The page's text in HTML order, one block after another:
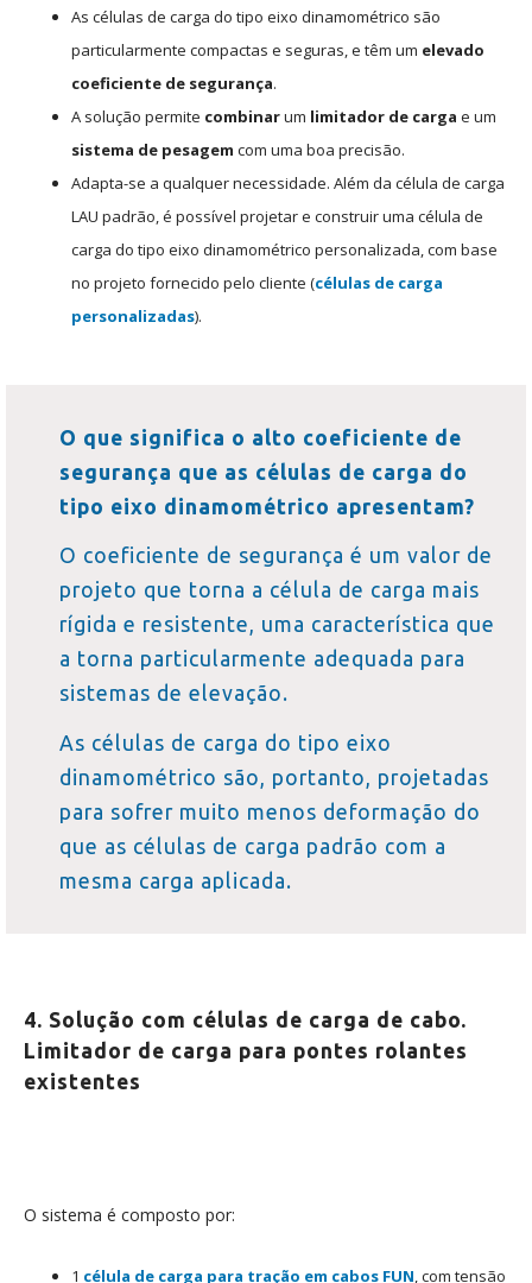
As células de carga do tipo eixo dinamométrico são
particularmente compactas e seguras, e têm um elevado
coeficiente de segurança.
A solução permite combinarum limitador de carga e um
sistema de pesagem com uma boa precisão.
Adapta-se a qualquer necessidade. Além da célula de carga
LAU padrão, é possível projetar e construir uma célula de
carga do tipo eixo dinamométrico personalizada, com base
no projeto fornecido pelo cliente (células de carga
personalizadas).
O que significa o alto coeficiente de
segurança que as células de carga do
tipo eixo dinamométrico apresentam?
O coeficiente de segurança é um valor de
projeto que torna a célula de carga mais
rígida e resistente, uma característica que
a torna particularmente adequada para
sistemas de elevação.
As células de carga do tipo eixo
dinamométrico são, portanto, projetadas
para sofrer muito menos deformação do
que as células de carga padrão com a
mesma carga aplicada.
4. Solução com células de carga de cabo.
Limitador de carga para pontes rolantes
existentes
O sistema é composto por:
1 célula de carga para tração em cabos FUN , com tensão